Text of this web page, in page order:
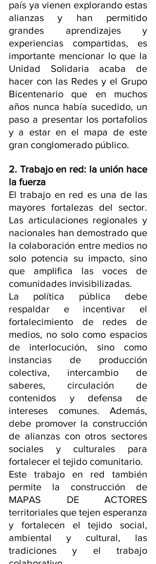
país ya vienen explorando estas
alianzas y han permitido
grandes aprendizajes y
experiencias compartidas, es
importante mencionar lo que la
Unidad Solidaria acaba de
hacer con las Redes y el Grupo
Bicentenario que en muchos
años nunca había sucedido, un
paso a presentar los portafolios
y a estar en el mapa de este
gran conglomerado público.
2. Trabajo en red: la unión hace
la fuerza
El trabajo en red es una de las
mayores fortalezas del sector.
Las articulaciones regionales y
nacionales han demostrado que
la colaboración entre medios no
solo potencia su impacto, sino
que amplifica las voces de
comunidades invisibilizadas.
La política pública debe
respaldar e incentivar el
fortalecimiento de redes de
medios, no solo como espacios
de interlocución, sino como
instancias de producción
colectiva, intercambio de
saberes, circulación de
contenidos y defensa de
intereses comunes. Además,
debe promover la construcción
de alianzas con otros sectores
sociales y culturales para
fortalecer el tejido comunitario.
Este trabajo en red también
permite la construcción de
MAPAS DE ACTORES
territoriales que tejen esperanza
y fortalecen el tejido social,
ambiental y cultural, las
tradiciones y el trabajo